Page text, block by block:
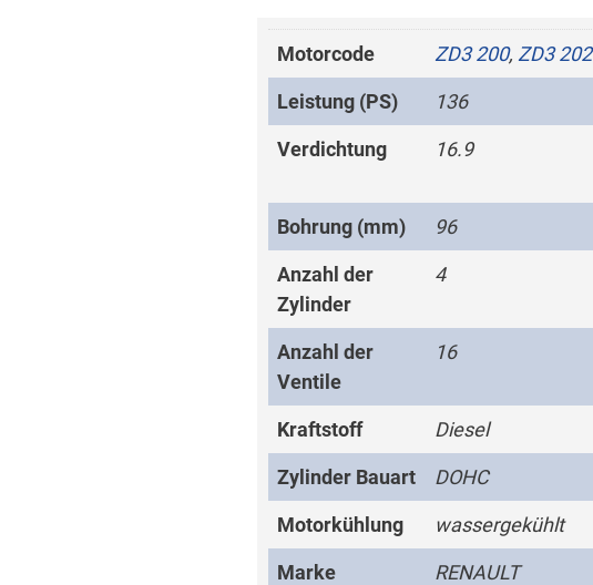
Motorcode ZD3 200, ZD3 202
Leistung (PS) 136
Verdichtung 16.9
Bohrung (mm) 96
Anzahl der
Zylinder
4
Anzahl der
Ventile
16
Kraftstoff Diesel
Zylinder Bauart DOHC
Motorkühlung wassergekühlt
Marke RENAULT